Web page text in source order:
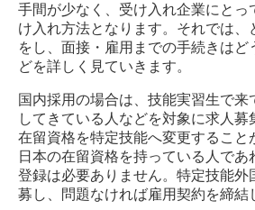
手間が少なく、受け入れ企業にとっ
け入れ方法となります。それでは、
をし、面接・雇用までの手続きはど
どを詳しく見ていきます。
国内採用の場合は、技能実習生で来
してきている人などを対象に求人募
在留資格を特定技能へ変更すること
日本の在留資格を持っている人であ
登録は必要ありません。特定技能外
募し、問題なければ雇用契約を締結